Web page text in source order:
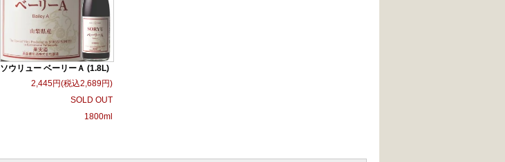
ソウリュー ベーリーＡ (1.8L)
2,445円(税込2,689円)
SOLD OUT
1800ml